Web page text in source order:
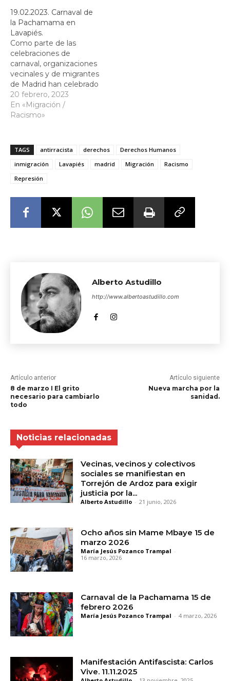
otras asociaciones de
persinas migrantes
como Valiente Bangla
han recordado su
memoria y han
denunciado el racismo
institucional que…
19.02.2023. Carnaval de
la Pachamama en
Lavapiés.
Como parte de las
celebraciones de
carnaval, organizaciones
vecinales y de migrantes
de Madrid han celebrado
esta tarde el carnaval
reivindicativo
Pachamama que se ha
de Lavapiés.
20 febrero, 2023
En «Migración /
Racismo»
TAGS antirracista derechos
Derechos Humanos
inmigración
Lavapiés madrid Migración
Racismo
Represión
Alberto Astudillo
http://www.albertoastudillo.com
Artículo anterior
8 de marzo I El grito
necesario para cambiarlo
todo
Artículo siguiente
Nueva marcha por la
sanidad.
Noticias relacionadas
Vecinas, vecinos y colectivos
sociales se manifiestan en
Torrejón de Ardoz para exigir
justicia por la...
Alberto Astudillo - 21 junio, 2026
Ocho años sin Mame Mbaye 15 de
marzo 2026
María Jesús Pozanco Trampal -
16 marzo, 2026
Carnaval de la Pachamama 15 de
febrero 2026
María Jesús Pozanco Trampal - 4 marzo, 2026
Manifestación Antifascista: Carlos
Vive. 11.11.2025